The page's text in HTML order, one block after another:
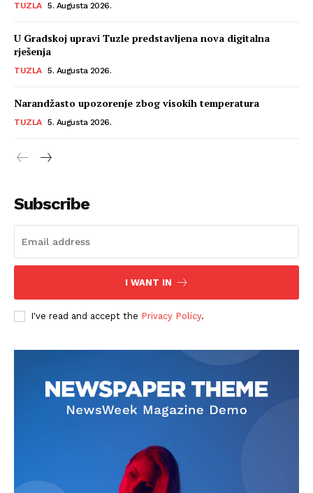
Kontakt
TUZLA 5. Augusta 2026.
U Gradskoj upravi Tuzle predstavljena nova digitalna
rješenja
TUZLA 5. Augusta 2026.
Narandžasto upozorenje zbog visokih temperatura
TUZLA 5. Augusta 2026.
Subscribe
I WANT IN
I've read and accept the Privacy Policy.